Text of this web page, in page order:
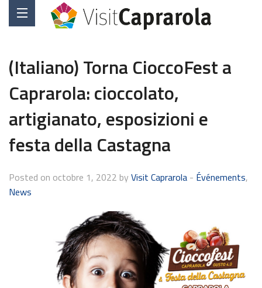
(Italiano) Torna CioccoFest a
Caprarola: cioccolato,
artigianato, esposizioni e
festa della Castagna
Posted on octobre 1, 2022 by Visit Caprarola - Événements,
News